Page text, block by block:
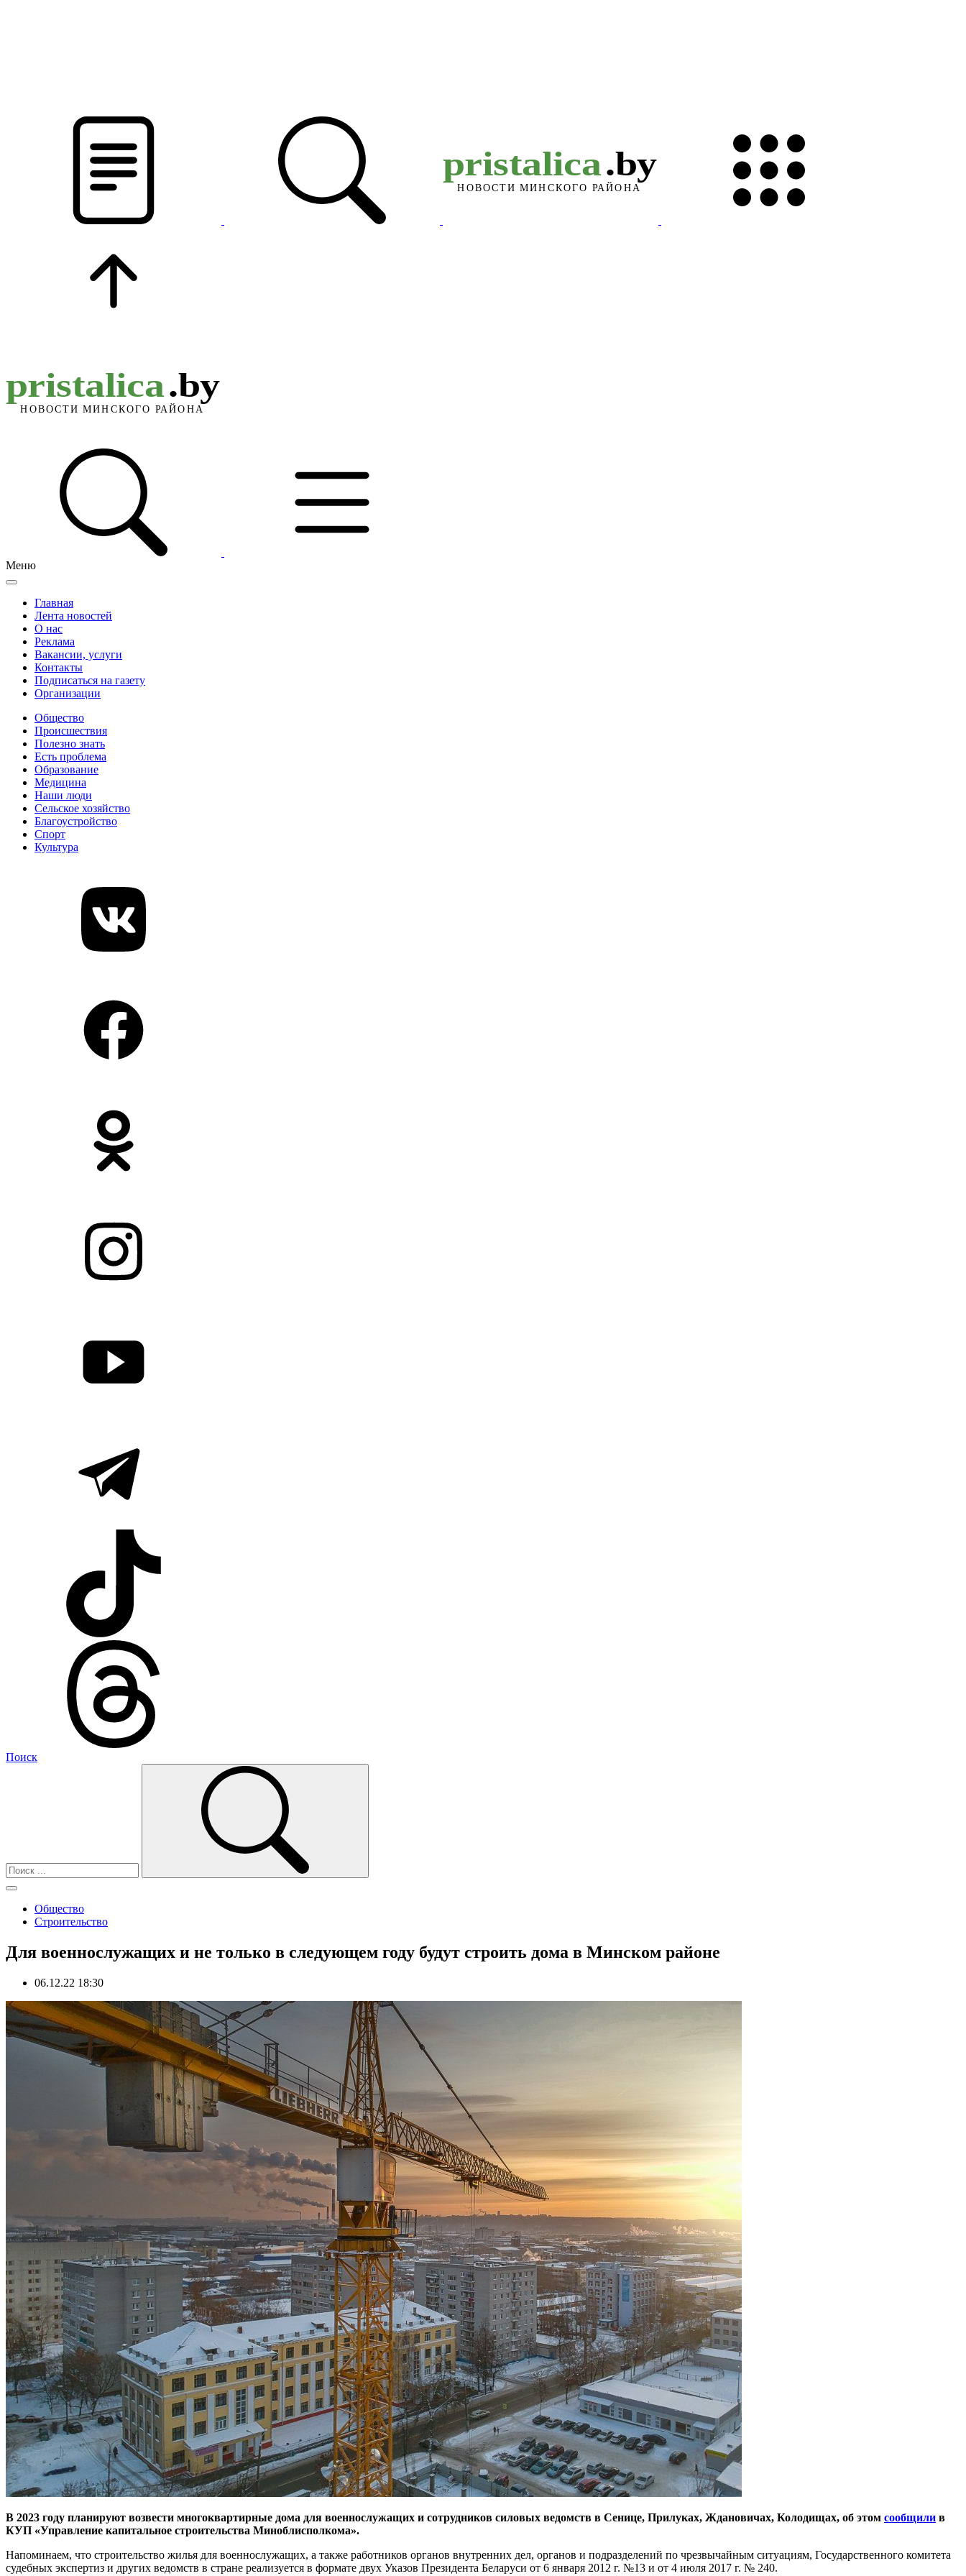
Меню
Главная
Лента новостей
О нас
Реклама
Вакансии, услуги
Контакты
Подписаться на газету
Организации
Общество
Происшествия
Полезно знать
Есть проблема
Образование
Медицина
Наши люди
Сельское хозяйство
Благоустройство
Спорт
Культура
Поиск
Общество
Строительство
Для военнослужащих и не только в следующем году будут строить дома в Минском районе
06.12.22 18:30
В 2023 году планируют возвести многоквартирные дома для военнослужащих и сотрудников силовых ведомств в Сенице, Прилуках, Ждановичах, Колодищах, об этом сообщили в
КУП «Управление капитальное строительства Миноблисполкома».
Напоминаем, что строительство жилья для военнослужащих, а также работников органов внутренних дел, органов и подразделений по чрезвычайным ситуациям, Государственного комитета
судебных экспертиз и других ведомств в стране реализуется в формате двух Указов Президента Беларуси от 6 января 2012 г. №13 и от 4 июля 2017 г. № 240.